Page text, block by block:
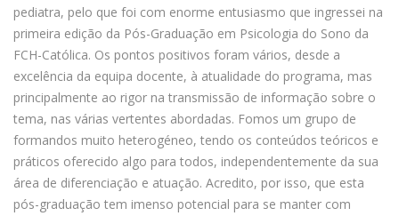
pediatra, pelo que foi com enorme entusiasmo que ingressei na
primeira edição da Pós-Graduação em Psicologia do Sono da
FCH-Católica. Os pontos positivos foram vários, desde a
excelência da equipa docente, à atualidade do programa, mas
principalmente ao rigor na transmissão de informação sobre o
tema, nas várias vertentes abordadas. Fomos um grupo de
formandos muito heterogéneo, tendo os conteúdos teóricos e
práticos oferecido algo para todos, independentemente da sua
área de diferenciação e atuação. Acredito, por isso, que esta
pós-graduação tem imenso potencial para se manter com